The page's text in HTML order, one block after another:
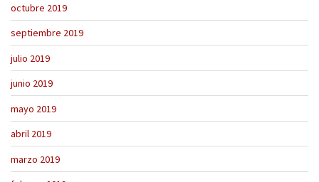
octubre 2019
septiembre 2019
julio 2019
junio 2019
mayo 2019
abril 2019
marzo 2019